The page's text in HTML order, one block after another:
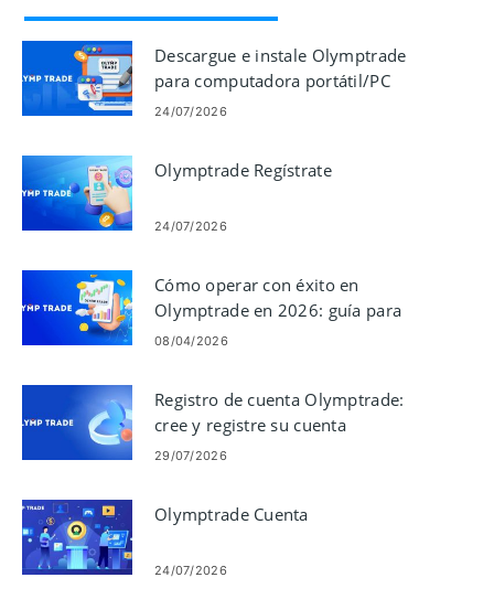
Descargue e instale Olymptrade
para computadora portátil/PC
(Windows, macOS)
24/07/2026
Olymptrade Regístrate
24/07/2026
Cómo operar con éxito en
Olymptrade en 2026: guía para
principiantes y control de riesgos
08/04/2026
Registro de cuenta Olymptrade:
cree y registre su cuenta
29/07/2026
Olymptrade Cuenta
24/07/2026